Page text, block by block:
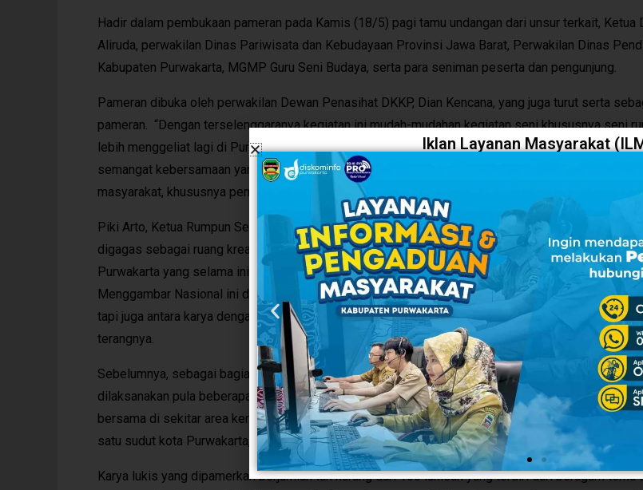
Hadir dalam pembukaan pameran pada Kamis (18/5) pagi tamu undangan dari unsur terkait, Ketua
Aliruda, perwakilan Dinas Pariwisata dan Kebudayaan Provinsi Jawa Barat, Perwakilan Dinas
Kabupaten Purwakarta, MGMP Guru Seni Budaya, serta para seniman peserta dan pengunjung.
Pameran dibuka oleh perwakilan Dewan Penasihat DKKP, Dian Kencana, yang juga turut serta
pameran. “Dengan terselenggaranya kegiatan ini mudah-mudahan kegiatan seni khususnya seni
lebih menggeliat lagi di Purwakarta. Mudah-mudahan kegiatan yang disertai dengan niat yang
semangat kebersamaan yang tinggi dapat menjadi pemacu dalam menggalang persatuan dan
masyarakat, khususnya pencinta seni serta memicu motivasi untuk dapat selalu berkarya,” jelasnya.
Piki Arto, Ketua Rumpun Seni Rupa DKKP sekaligus pelaksana kegiatan menyampaikan bahwa
digagas sebagai ruang kreatif yang diharapkan mampu untuk mempertemukan antarpekarya seni
Purwakarta yang selama ini tidak terlalu mempunyai ruang untuk saling berinteraksi. “Momentum
Menggambar Nasional ini diharapkan menjadi ruang silaturahmi tidak saja antara sesama kreator
tapi juga antara karya dengan para apresiatornya sehingga mampu tercipta ruang interaktif yang
terangnya.
Sebelumnya, sebagai bagian dari rangkaian kegiatan Hari Menggambar Nasional di Purwakarta
dilaksanakan pula beberapa aktivitas seni lain di antaranya Melukis on The Spot berupa aksi
bersama di sekitar area keresidenan, Mural Bihalal aksi mural kolektif di salah satu media tembok
satu sudut kota Purwakarta, dan talkshow Seni.
Karya lukis yang dipamerkan berjumlah tak kurang dari 100 lukisan yang terdiri dari beragam tema
Iklan Layanan Masyarakat